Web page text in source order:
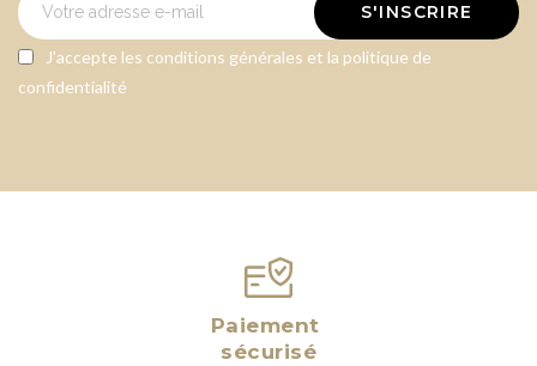
S'INSCRIRE
J'accepte les conditions générales et la politique de
confidentialité
Paiement
sécurisé